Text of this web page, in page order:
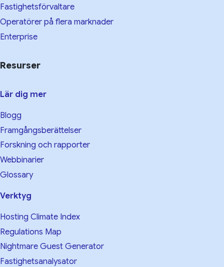
Fastighetsförvaltare
Operatörer på flera marknader
Enterprise
Resurser
Lär dig mer
Blogg
Framgångsberättelser
Forskning och rapporter
Webbinarier
Glossary
Verktyg
Hosting Climate Index
Regulations Map
Nightmare Guest Generator
Fastighetsanalysator